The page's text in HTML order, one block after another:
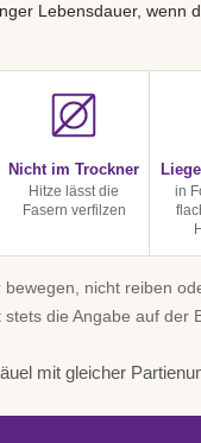
Lebensdauer, wenn
Nicht im Trockner
Hitze lässt die
Fasern verfilzen
in
bewegen, nicht reiben
die Angabe auf der
mit gleicher